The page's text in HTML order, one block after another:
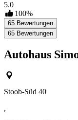
5.0
100%
65 Bewertungen
65 Bewertungen
Autohaus
Stoob-Süd 40
,